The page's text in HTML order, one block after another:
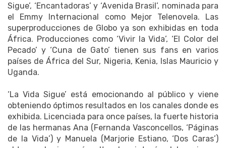
Sigue’, ‘Encantadoras’ y ‘Avenida Brasil’, nominada para
el Emmy Internacional como Mejor Telenovela. Las
superproducciones de Globo ya son exhibidas en toda
África. Producciones como ‘Vivir la Vida’, ‘El Color del
Pecado’ y ‘Cuna de Gato’ tienen sus fans en varios
países de África del Sur, Nigeria, Kenia, Islas Mauricio y
Uganda.
‘La Vida Sigue’ está emocionando al público y viene
obteniendo óptimos resultados en los canales donde es
exhibida. Licenciada para once países, la fuerte historia
de las hermanas Ana (Fernanda Vasconcellos, ‘Páginas
de la Vida’) y Manuela (Marjorie Estiano, ‘Dos Caras’)